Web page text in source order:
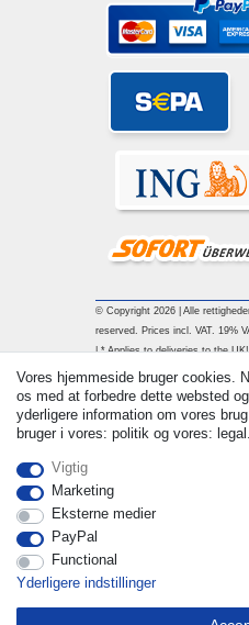
© Copyright 2026 | Alle
reserved. Prices incl. VAT. 19%
| * Applies to deliveries to the UK!
Vores hjemmeside bruger cookies.
os med at forbedre dette websted
yderligere information om vores
bruger i vores: politik og vores: legal.
Vigtig
Marketing
Eksterne medier
PayPal
Functional
Yderligere indstillinger
Withdraw from